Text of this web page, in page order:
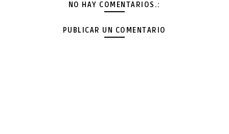
NO HAY COMENTARIOS.:
PUBLICAR UN COMENTARIO